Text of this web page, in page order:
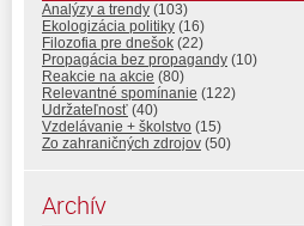
Analýzy a trendy (103)
Ekologizácia politiky (16)
Filozofia pre dnešok (22)
Propagácia bez propagandy (10)
Reakcie na akcie (80)
Relevantné spomínanie (122)
Udržateľnosť (40)
Vzdelávanie + školstvo (15)
Zo zahraničných zdrojov (50)
Archív